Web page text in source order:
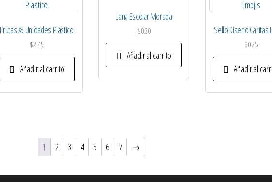
Frutas X5 Unidades Plastico
$2.45
Añadir al carrito
Lana Escolar Morada
$0.30
Añadir al carrito
Sello Diseno Caritas
$0.25
Añadir al
1 2 3 4 5 6 7 →